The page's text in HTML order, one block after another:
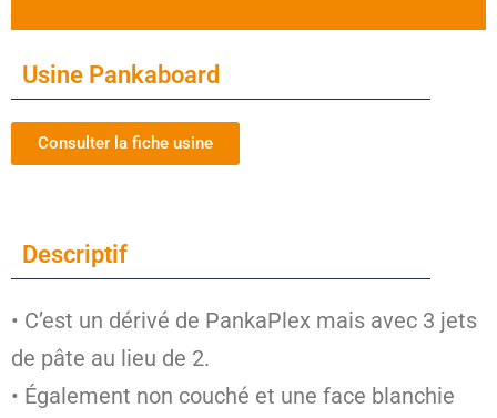
Usine Pankaboard
Consulter la fiche usine
Descriptif
• C’est un dérivé de PankaPlex mais avec 3 jets
de pâte au lieu de 2.
• Également non couché et une face blanchie